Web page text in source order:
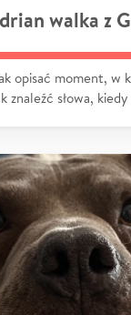
walka z
opisać moment, w
znaleźć słowa,